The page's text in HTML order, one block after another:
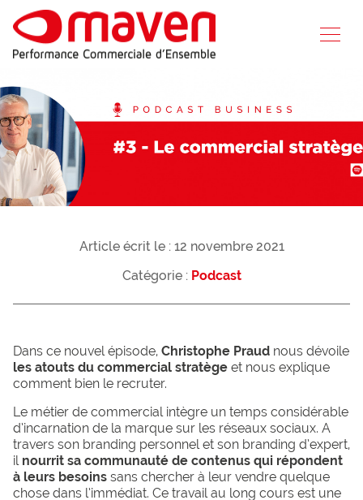
Article écrit le : 12 novembre 2021
Catégorie : Podcast
Dans ce nouvel épisode, Christophe Praud nous dévoile
les atouts du commercial stratège et nous explique
comment bien le recruter.
Le métier de commercial intègre un temps considérable
d’incarnation de la marque sur les réseaux sociaux. A
travers son branding personnel et son branding d’expert,
il nourrit sa communauté de contenus qui répondent
à leurs besoins sans chercher à leur vendre quelque
chose dans l’immédiat. Ce travail au long cours est une